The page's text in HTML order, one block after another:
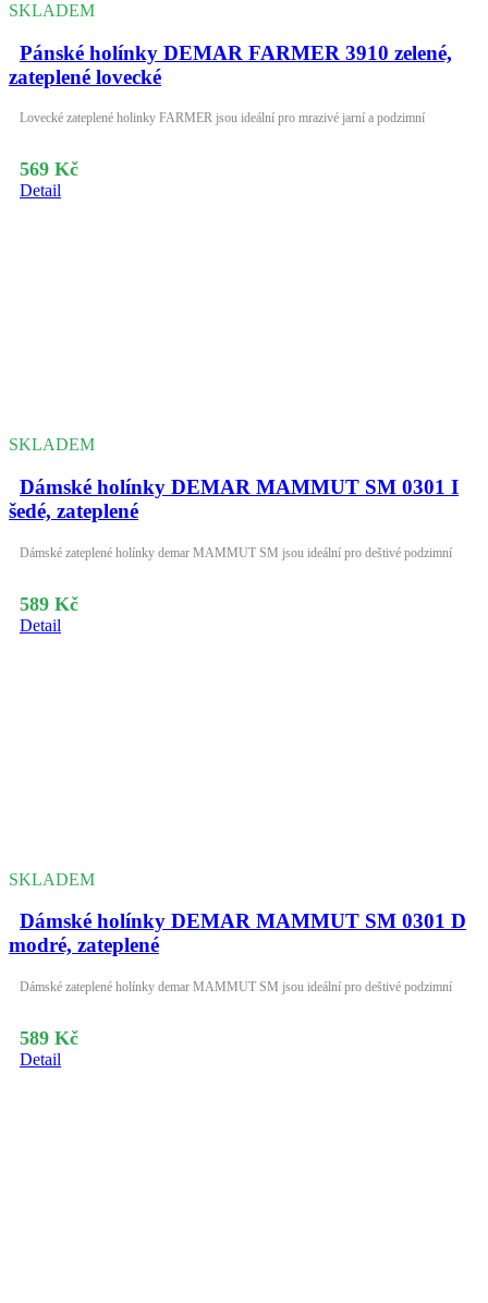
SKLADEM
Pánské holínky DEMAR FARMER 3910 zelené,
zateplené lovecké
Lovecké zateplené holinky FARMER jsou ideální pro mrazivé jarní a podzimní
569 Kč
Detail
SKLADEM
Dámské holínky DEMAR MAMMUT SM 0301 I
šedé, zateplené
Dámské zateplené holínky demar MAMMUT SM jsou ideální pro deštivé podzimní
589 Kč
Detail
SKLADEM
Dámské holínky DEMAR MAMMUT SM 0301 D
modré, zateplené
Dámské zateplené holínky demar MAMMUT SM jsou ideální pro deštivé podzimní
589 Kč
Detail